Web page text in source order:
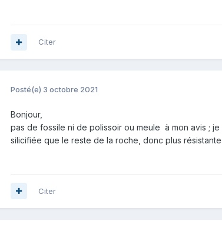
Citer
Posté(e) 3 octobre 2021
Bonjour,
pas de fossile ni de polissoir ou meule à mon avis ;
silicifiée que le reste de la roche, donc plus
Citer